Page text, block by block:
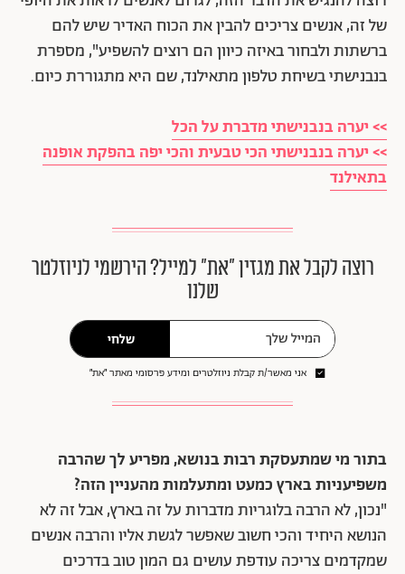
של זה, אנשים צריכים להבין את הכוח האדיר שיש להם
ברשתות ולבחור באיזה כיוון הם רוצים להשפיע", מספרת
בנבנישתי בשיחת טלפון מתאילנד, שם היא מתגוררת כיום.
>> יערה בנבנישתי מדברת על הכל
>> יערה בנבנישתי הכי טבעית והכי יפה בהפקת אופנה
בתאילנד
רוצה לקבל את מגזין ״את״ למייל? הירשמי לניוזלטר
שלנו
שלחי
אני מאשר/ת קבלת ניוזלטרים ומידע פרסומי מאתר ״את״
בתור מי שמתעסקת רבות בנושא, מפריע לך שהרבה
משפיעניות בארץ כמעט ומתעלמות מהעניין הזה?
"נכון, לא הרבה בלוגריות מדברות על זה בארץ, אבלזה לא
הנושא היחיד והכי חשוב שאפשר לגשת אליו והרבה אנשים
שמקדמים צריכה עודפת עושים גם המון טוב בדרכים